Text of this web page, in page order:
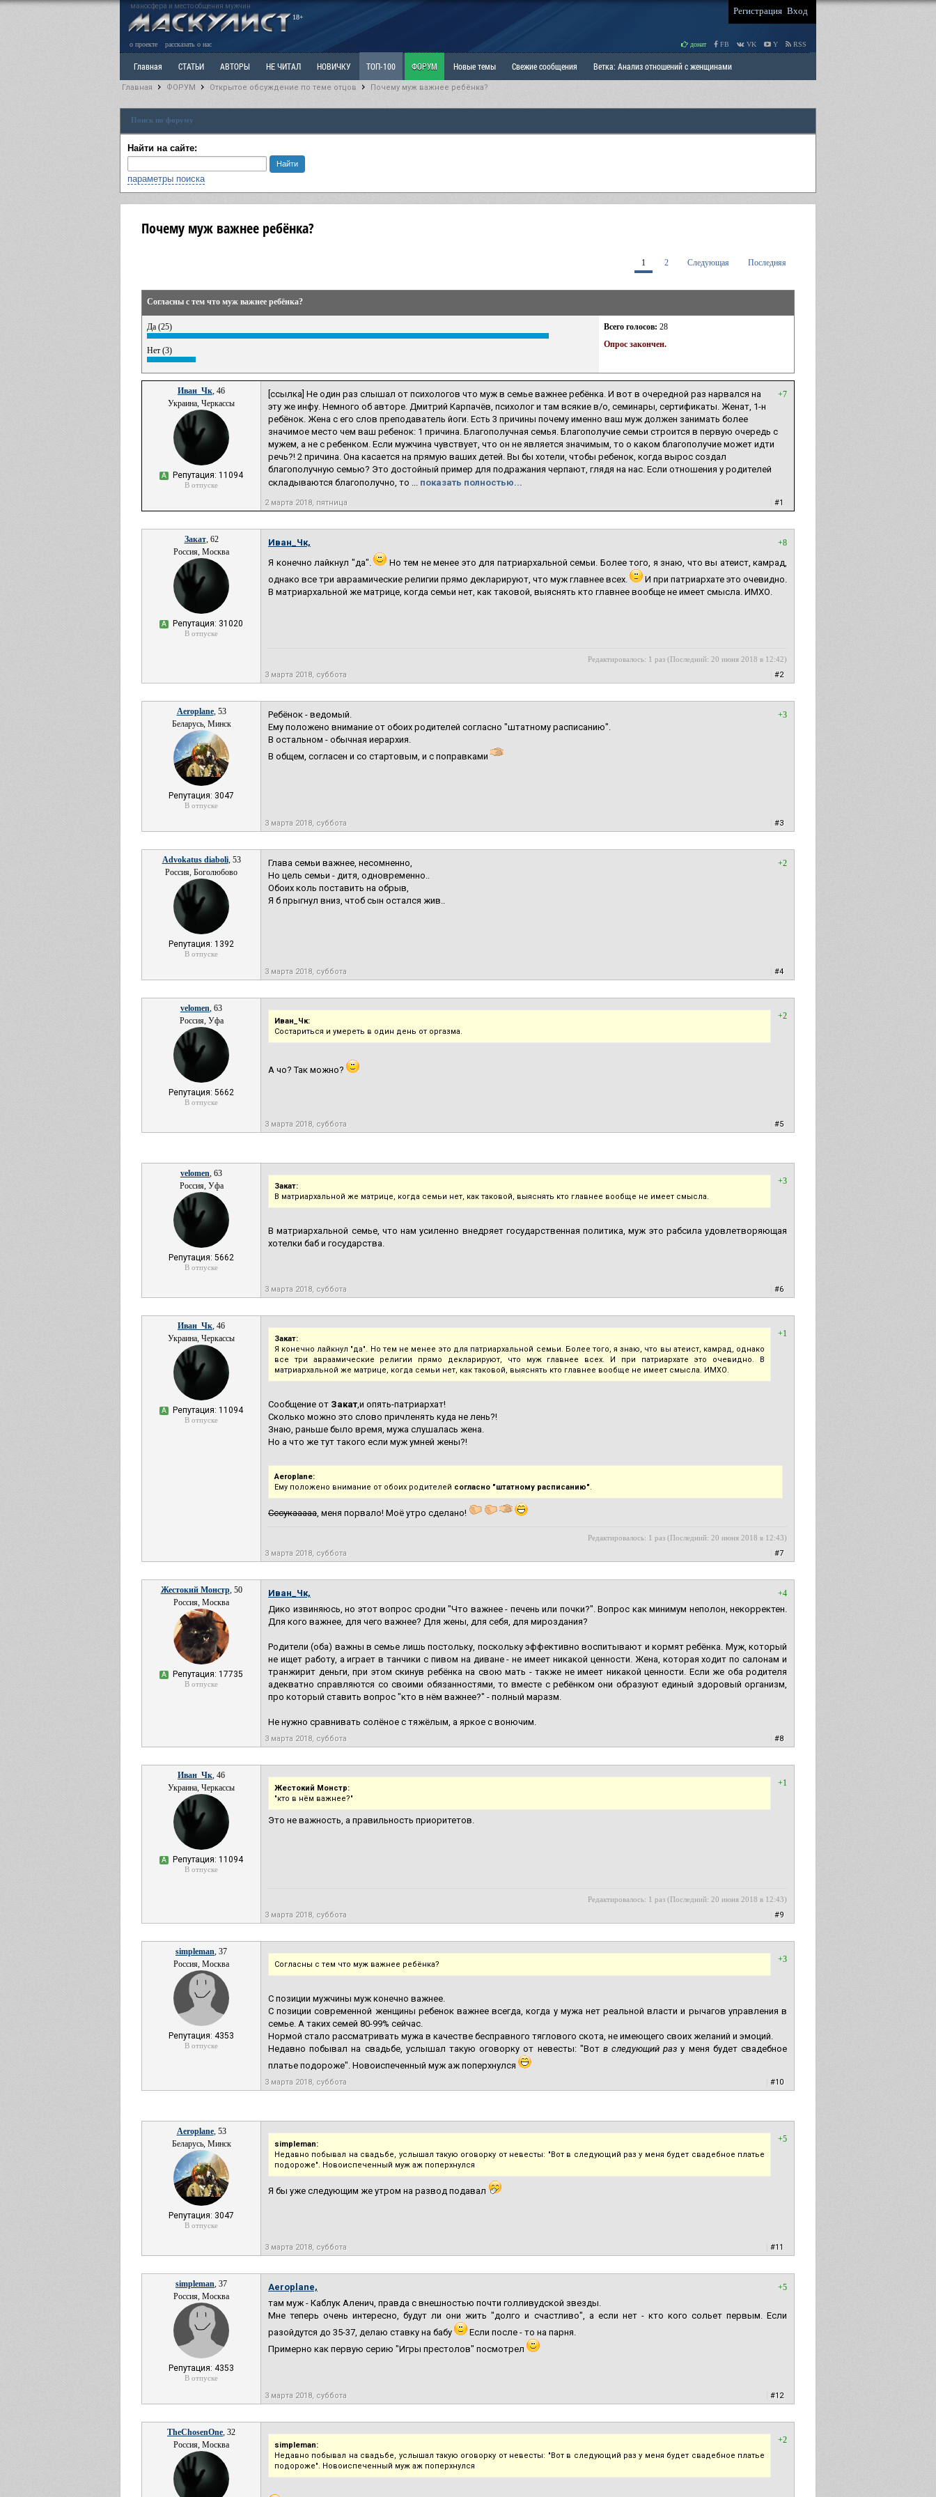
маносфера и место общения мужчин
18+
Регистрация Вход
о проекте рассказать о нас донат FB VK Y RSS
Главная СТАТЬИ АВТОРЫ НЕ ЧИТАЛ НОВИЧКУ ТОП-100 ФОРУМ Новые темы Свежие сообщения Ветка: Анализ отношений с женщинами
Ветка: Расстаюсь или Развожусь. САНЧАС Ветка: Наболевшее. Выскажись! РАЗДЕЛ: Мы и Женщины
РАЗДЕЛ: Разное
Главная ФОРУМ Открытое обсуждение по теме отцов Почему муж важнее ребёнка?
Поиск по форуму
Найти на сайте:
параметры поиска
Почему муж важнее ребёнка?
1 2 Следующая Последняя
Согласны с тем что муж важнее ребёнка?
Да (25)
Нет (3)
Всего голосов: 28
Опрос закончен.
Иван_Чк, 46
Украина, Черкассы
А Репутация: 11094
В отпуске
+7
[ссылка] Не один раз слышал от психологов что муж в семье важнее ребёнка. И вот в очередной раз нарвался на
эту же инфу. Немного об авторе. Дмитрий Карпачёв, психолог и там всякие в/о, семинары, сертификаты. Женат, 1-н
ребёнок. Жена с его слов преподаватель йоги. Есть 3 причины почему именно ваш муж должен занимать более
значимое место чем ваш ребенок: 1 причина. Благополучная семья. Благополучие семьи строится в первую очередь с
мужем, а не с ребенком. Если мужчина чувствует, что он не является значимым, то о каком благополучие может идти
речь?! 2 причина. Она касается на прямую ваших детей. Вы бы хотели, чтобы ребенок, когда вырос создал
благополучную семью? Это достойный пример для подражания черпают, глядя на нас. Если отношения у родителей
складываются благополучно, то ... показать полностью...
2 марта 2018, пятница #1
Закат, 62
Россия, Москва
А Репутация: 31020
В отпуске
+8
Иван_Чк,
Я конечно лайкнул "да".
Но тем не менее это для патриархальной семьи. Более того, я знаю, что вы атеист, камрад,
однако все три авраамические религии прямо декларируют, что муж главнее всех.
И при патриархате это очевидно.
В матриархальной же матрице, когда семьи нет, как таковой, выяснять кто главнее вообще не имеет смысла. ИМХО.
Редактировалось: 1 раз (Последний: 20 июня 2018 в 12:42)
3 марта 2018, суббота #2
Aeroplane, 53
Беларусь, Минск
Репутация: 3047
В отпуске
+3
Ребёнок - ведомый.
Ему положено внимание от обоих родителей согласно "штатному расписанию".
В остальном - обычная иерархия.
В общем, согласен и со стартовым, и с поправками
3 марта 2018, суббота #3
Advokatus diaboli, 53
Россия, Боголюбово
Репутация: 1392
В отпуске
+2
Глава семьи важнее, несомненно,
Но цель семьи - дитя, одновременно..
Обоих коль поставить на обрыв,
Я б прыгнул вниз, чтоб сын остался жив..
3 марта 2018, суббота #4
velomen, 63
Россия, Уфа
Репутация: 5662
В отпуске
+2
Иван_Чк:
Состариться и умереть в один день от оргазма.
А чо? Так можно?
3 марта 2018, суббота #5
velomen, 63
Россия, Уфа
Репутация: 5662
В отпуске
+3
Закат:
В матриархальной же матрице, когда семьи нет, как таковой, выяснять кто главнее вообще не имеет смысла.
В матриархальной семье, что нам усиленно внедряет государственная политика, муж это рабсила удовлетворяющая
хотелки баб и государства.
3 марта 2018, суббота #6
Иван_Чк, 46
Украина, Черкассы
А Репутация: 11094
В отпуске
+1
Закат:
Я конечно лайкнул "да". Но тем не менее это для патриархальной семьи. Более того, я знаю, что вы атеист, камрад, однако
все три авраамические религии прямо декларируют, что муж главнее всех. И при патриархате это очевидно. В
матриархальной же матрице, когда семьи нет, как таковой, выяснять кто главнее вообще не имеет смысла. ИМХО.
Сообщение от Закат,и опять-патриархат!
Сколько можно это слово причленять куда не лень?!
Знаю, раньше было время, мужа слушалась жена.
Но а что же тут такого если муж умней жены?!
Aeroplane:
Ему положено внимание от обоих родителей согласно "штатному расписанию".
Сссукааааа, меня порвало! Моё утро сделано!
Редактировалось: 1 раз (Последний: 20 июня 2018 в 12:43)
3 марта 2018, суббота #7
Жестокий Монстр, 50
Россия, Москва
А Репутация: 17735
В отпуске
+4
Иван_Чк,
Дико извиняюсь, но этот вопрос сродни "Что важнее - печень или почки?". Вопрос как минимум неполон, некорректен.
Для кого важнее, для чего важнее? Для жены, для себя, для мироздания?
Родители (оба) важны в семье лишь постольку, поскольку эффективно воспитывают и кормят ребёнка. Муж, который
не ищет работу, а играет в танчики с пивом на диване - не имеет никакой ценности. Жена, которая ходит по салонам и
транжирит деньги, при этом скинув ребёнка на свою мать - также не имеет никакой ценности. Если же оба родителя
адекватно справляются со своими обязанностями, то вместе с ребёнком они образуют единый здоровый организм,
про который ставить вопрос "кто в нём важнее?" - полный маразм.
Не нужно сравнивать солёное с тяжёлым, а яркое с вонючим.
3 марта 2018, суббота #8
Иван_Чк, 46
Украина, Черкассы
А Репутация: 11094
В отпуске
+1
Жестокий Монстр:
"кто в нём важнее?"
Это не важность, а правильность приоритетов.
Редактировалось: 1 раз (Последний: 20 июня 2018 в 12:43)
3 марта 2018, суббота #9
simpleman, 37
Россия, Москва
Репутация: 4353
В отпуске
+3
Согласны с тем что муж важнее ребёнка?
С позиции мужчины муж конечно важнее.
С позиции современной женщины ребенок важнее всегда, когда у мужа нет реальной власти и рычагов управления в
семье. А таких семей 80-99% сейчас.
Нормой стало рассматривать мужа в качестве бесправного тяглового скота, не имеющего своих желаний и эмоций.
Недавно побывал на свадьбе, услышал такую оговорку от невесты: "Вот в следующий раз у меня будет свадебное
платье подороже". Новоиспеченный муж аж поперхнулся
3 марта 2018, суббота #10
Aeroplane, 53
Беларусь, Минск
Репутация: 3047
В отпуске
+5
simpleman:
Недавно побывал на свадьбе, услышал такую оговорку от невесты: "Вот в следующий раз у меня будет свадебное платье
подороже". Новоиспеченный муж аж поперхнулся
Я бы уже следующим же утром на развод подавал
3 марта 2018, суббота #11
simpleman, 37
Россия, Москва
Репутация: 4353
В отпуске
+5
Aeroplane,
там муж - Каблук Аленич, правда с внешностью почти голливудской звезды.
Мне теперь очень интересно, будут ли они жить "долго и счастливо", а если нет - кто кого сольет первым. Если
разойдутся до 35-37, делаю ставку на бабу
Если после - то на парня.
Примерно как первую серию "Игры престолов" посмотрел
3 марта 2018, суббота #12
TheChosenOne, 32
Россия, Москва
+2
simpleman:
Недавно побывал на свадьбе, услышал такую оговорку от невесты: "Вот в следующий раз у меня будет свадебное платье
подороже". Новоиспеченный муж аж поперхнулся